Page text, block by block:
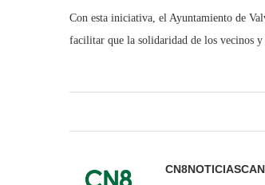
Con esta iniciativa, el Ayuntamiento de
facilitar que la solidaridad de los vecinos y